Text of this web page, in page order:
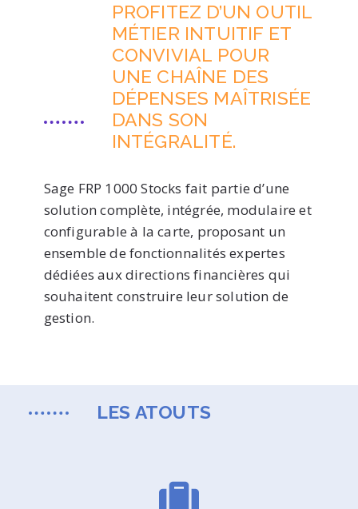
PROFITEZ D’UN OUTIL
MÉTIER INTUITIF ET
CONVIVIAL POUR
UNE CHAÎNE DES
DÉPENSES MAÎTRISÉE
DANS SON
INTÉGRALITÉ.
Sage FRP 1000 Stocks fait partie d’une
solution complète, intégrée, modulaire et
configurable à la carte, proposant un
ensemble de fonctionnalités expertes
dédiées aux directions financières qui
souhaitent construire leur solution de
gestion.
LES ATOUTS